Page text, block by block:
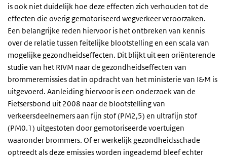
is ook niet duidelijk hoe deze effecten zich verhouden tot de
effecten die overig gemotoriseerd wegverkeer veroorzaken.
Een belangrijke reden hiervoor is het ontbreken van kennis
over de relatie tussen feitelijke blootstelling en een scala van
mogelijke gezondheidseffecten. Dit blijkt uit een oriënterende
studie van het RIVM naar de gezondheidseffecten van
brommeremissies dat in opdracht van het ministerie van I&M is
uitgevoerd. Aanleiding hiervoor is een onderzoek van de
Fietsersbond uit 2008 naar de blootstelling van
verkeersdeelnemers aan fijn stof (PM2,5) en ultrafijn stof
(PM0.1) uitgestoten door gemotoriseerde voertuigen
waaronder brommers. Of er werkelijk gezondheidsschade
optreedt als deze emissies worden ingeademd bleef echter